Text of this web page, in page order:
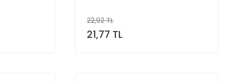
22,92 TL
21,77 TL